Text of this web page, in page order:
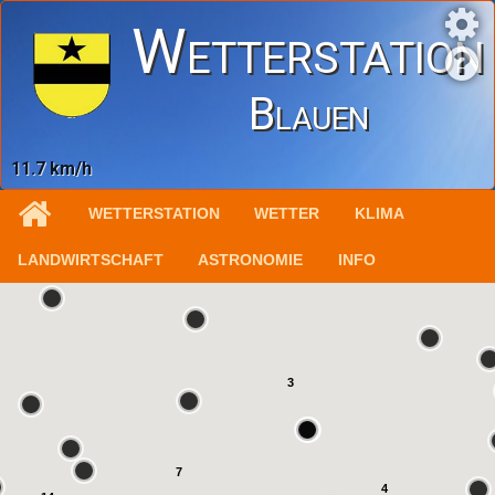
11.7 km/h
Wetterstation
Blauen
WETTERSTATION WETTER KLIMA
LANDWIRTSCHAFT ASTRONOMIE INFO
7
3
4